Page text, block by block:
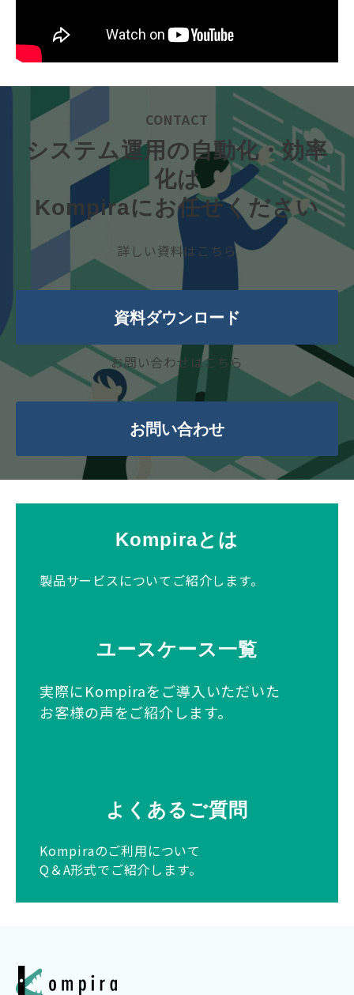
CONTACT
システム運用の自動化・効率
化は
Kompiraにお任せください
詳しい資料はこちら
資料ダウンロード
お問い合わせはこちら
お問い合わせ
Kompiraとは
製品サービスについてご紹介します。
ユースケース一覧
実際にKompiraをご導入いただいた
お客様の声をご紹介します。
よくあるご質問
Kompiraのご利用について
Q＆A形式でご紹介します。